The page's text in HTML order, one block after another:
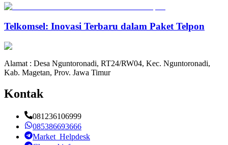
Telkomsel: Inovasi Terbaru dalam Paket Telpon
Alamat : Desa Nguntoronadi, RT24/RW04, Kec. Nguntoronadi,
Kab. Magetan, Prov. Jawa Timur
Kontak
081236106999
085386693666
Market_Helpdesk